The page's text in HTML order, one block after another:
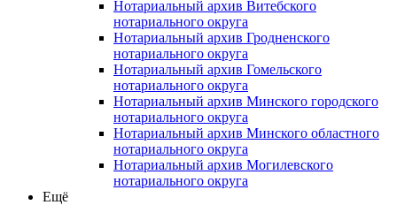
Нотариальный архив Витебского
нотариального округа
Нотариальный архив Гродненского
нотариального округа
Нотариальный архив Гомельского
нотариального округа
Нотариальный архив Минского городского
нотариального округа
Нотариальный архив Минского областного
нотариального округа
Нотариальный архив Могилевского
нотариального округа
Ещё